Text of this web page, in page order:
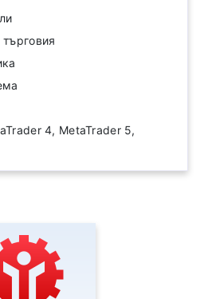
4, MetaTrader 5,